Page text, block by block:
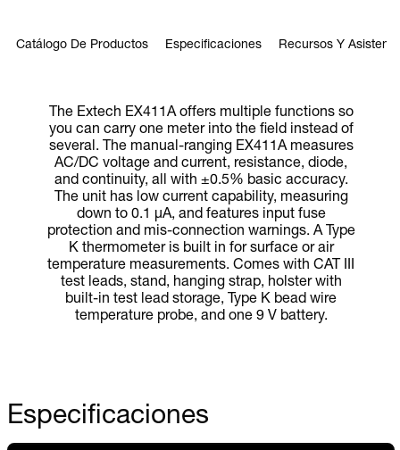
Catálogo De Productos Especificaciones Recursos Y
The Extech EX411A offers multiple functions so
you can carry one meter into the field instead of
several. The manual-ranging EX411A measures
AC/DC voltage and current, resistance, diode,
and continuity, all with ±0.5% basic accuracy.
The unit has low current capability, measuring
down to 0.1 µA, and features input fuse
protection and mis-connection warnings. A Type
K thermometer is built in for surface or air
temperature measurements. Comes with CAT III
test leads, stand, hanging strap, holster with
built-in test lead storage, Type K bead wire
temperature probe, and one 9 V battery.
Especificaciones